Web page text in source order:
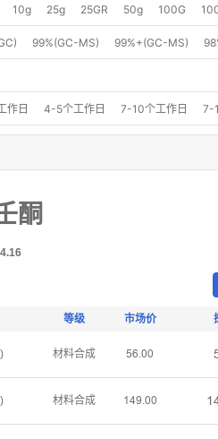
10g 25g 25GR 50g 100G
5G 25G 25ML 10G 50G 100ML
99%(GC-MS) 99%+(GC-MS)
99.62% 97%
作日 4-5个工作日 7-10个工作日 7-
酮
等级 市场价
材料合成 œƧŤřř
材料合成 ǝȂůŤřř